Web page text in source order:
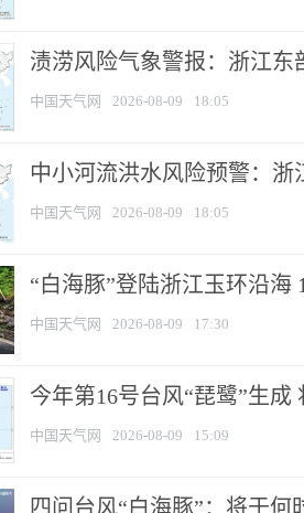
渍涝风险气象警报：浙江
中国天气网 2026-08-09 18:05
中小河流洪水风险预警：
中国天气网 2026-08-09 18:05
“白海豚”登陆浙江玉环沿海
中国天气网 2026-08-09 17:30
今年第16号台风“琵鹭”生
中国天气网 2026-08-09 15:09
四问台风“白海豚”：将于